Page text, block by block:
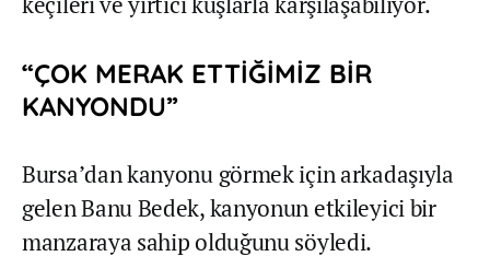
“ÇOK MERAK ETTİĞİMİZ BİR
KANYONDU”
Bursa’dan kanyonu görmek için arkadaşıyla
gelen Banu Bedek, kanyonun etkileyici bir
manzaraya sahip olduğunu söyledi.